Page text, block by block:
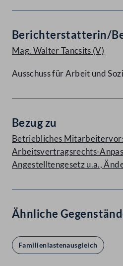
Berichterstatterin/
Mag. Walter Tancsits (V)
Ausschuss für Arbeit und
Bezug zu
Betriebliches
Arbeitsvertragsrechts-
Angestelltengesetz u.a.,
Ähnliche
Familienlastenausgleich